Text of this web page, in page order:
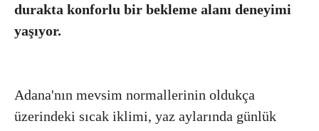
durakta konforlu bir bekleme alanı deneyimi
yaşıyor.
Adana'nın mevsim normallerinin oldukça
üzerindeki sıcak iklimi, yaz aylarında günlük